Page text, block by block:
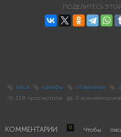
ПОДЕЛИТЕСЬ
Leica камеры объективы
138 просмотров
0 комментариев
КОММЕНТАРИИ 0
Чтобы